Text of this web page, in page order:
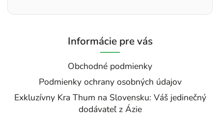
Informácie pre vás
Obchodné podmienky
Podmienky ochrany osobných údajov
Exkluzívny Kra Thum na Slovensku: Váš jedinečný
dodávateľ z Ázie